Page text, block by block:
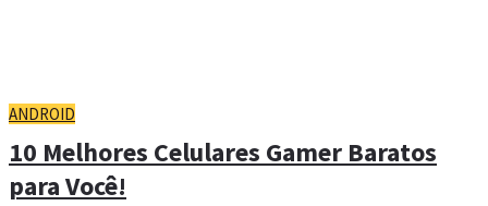
ANDROID
10 Melhores Celulares Gamer Baratos
para Você!